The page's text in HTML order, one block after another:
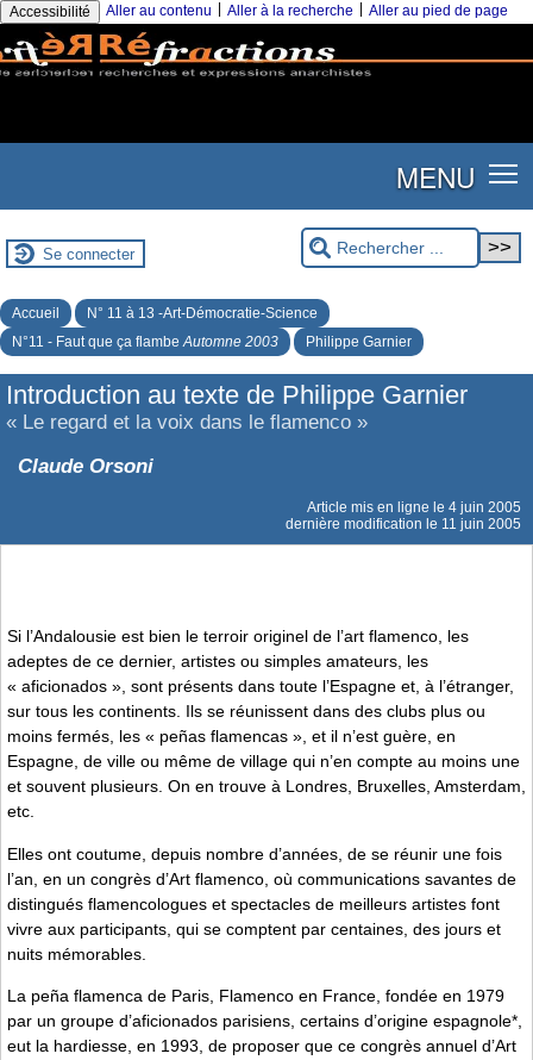
Accessibilité Aller au contenu Aller à la recherche Aller au pied de page
MENU
Se connecter
Accueil
N° 11 à 13 -Art-Démocratie-Science
N°11 - Faut que ça flambeAutomne 2003 Philippe Garnier
Introduction au texte de Philippe Garnier
« Le regard et la voix dans le flamenco »
Claude Orsoni
Article mis en ligne le 4 juin 2005
dernière modification le 11 juin 2005
Si l’Andalousie est bien le terroir originel de l’art flamenco, les
adeptes de ce dernier, artistes ou simples amateurs, les
« aficionados », sont présents dans toute l’Espagne et, à l’étranger,
sur tous les continents. Ils se réunissent dans des clubs plus ou
moins fermés, les « peñas flamencas », et il n’est guère, en
Espagne, de ville ou même de village qui n’en compte au moins une
et souvent plusieurs. On en trouve à Londres, Bruxelles, Amsterdam,
etc.
Elles ont coutume, depuis nombre d’années, de se réunir une fois
l’an, en un congrès d’Art flamenco, où communications savantes de
distingués flamencologues et spectacles de meilleurs artistes font
vivre aux participants, qui se comptent par centaines, des jours et
nuits mémorables.
La peña flamenca de Paris, Flamenco en France, fondée en 1979
par un groupe d’aficionados parisiens, certains d’origine espagnole*,
eut la hardiesse, en 1993, de proposer que ce congrès annuel d’Art